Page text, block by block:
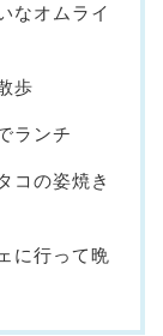
なオムライ
歩
ランチ
コの姿焼き
に行って晩